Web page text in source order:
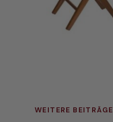
WEITERE BEITRÄGE